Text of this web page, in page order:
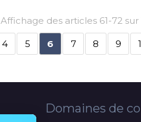
Affichage des articles 61-72 sur
4 5 6 7 8 9
Domaines de